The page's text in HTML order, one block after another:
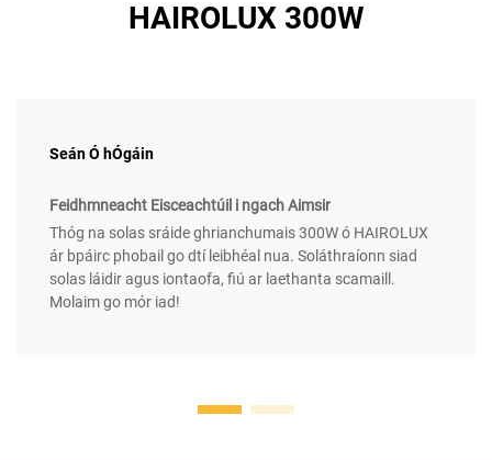
HAIROLUX 300W
Seán Ó hÓgáin
Feidhmneacht Eisceachtúil i ngach Aimsir
Thóg na solas sráide ghrianchumais 300W ó HAIROLUX
ár bpáirc phobail go dtí leibhéal nua. Soláthraíonn siad
solas láidir agus iontaofa, fiú ar laethanta scamaill.
Molaim go mór iad!